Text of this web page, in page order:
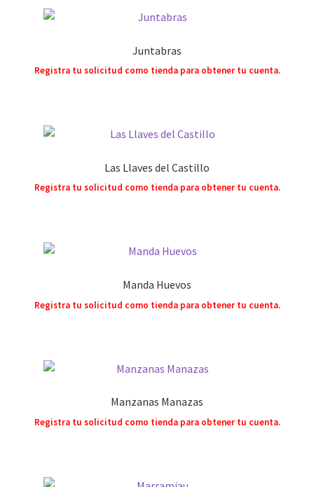
Juntabras
Registra tu solicitud como tienda para obtener tu cuenta.
Las Llaves del Castillo
Registra tu solicitud como tienda para obtener tu cuenta.
Manda Huevos
Registra tu solicitud como tienda para obtener tu cuenta.
Manzanas Manazas
Registra tu solicitud como tienda para obtener tu cuenta.